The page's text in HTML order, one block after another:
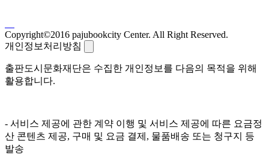
Copyright©2016 pajubookcity Center. All Right Reserved.
개인정보처리방침
출판도시문화재단은 수집한 개인정보를 다음의 목적을 위해
활용합니다.
- 서비스 제공에 관한 계약 이행 및 서비스 제공에 따른 요금정
산 콘텐츠 제공, 구매 및 요금 결제, 물품배송 또는 청구지 등
발송